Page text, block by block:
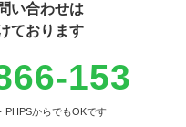
い合わせは
ております
153
PHPSからでもOKです